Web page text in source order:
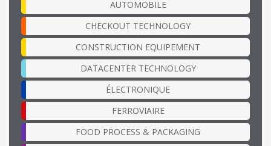
AUTOMOBILE
CHECKOUT TECHNOLOGY
CONSTRUCTION EQUIPEMENT
DATACENTER TECHNOLOGY
ÉLECTRONIQUE
FERROVIAIRE
FOOD PROCESS & PACKAGING